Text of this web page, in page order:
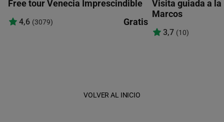
Free tour Venecia Imprescindible
4,6 (3079) Gratis
Visita guiada a la
Marcos
3,7 (10)
VOLVER AL INICIO